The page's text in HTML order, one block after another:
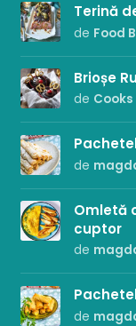
Terină
de Food
Brioșe
de Cooks
de
Omletă
cuptor
de
de